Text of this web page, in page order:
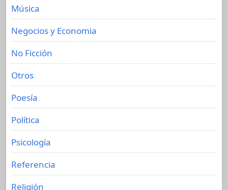
Música
Negocios y Economia
No Ficción
Otros
Poesía
Política
Psicología
Referencia
Religión